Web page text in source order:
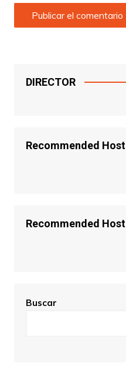
DIRECTOR
Recommended Host
Recommended Host
Buscar